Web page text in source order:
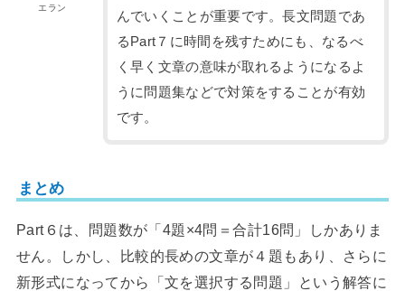
エラン
んでいくことが重要です。長文問題であ
るPart７に時間を残すためにも、なるべ
く早く文章の意味が取れるようになるよ
うに問題集などで対策をすることが有効
です。
まとめ
Part６は、問題数が「4題×4問＝合計16問」しかありま
せん。しかし、比較的長めの文章が４題もあり、さらに
新形式になってから「文を選択する問題」という解答に